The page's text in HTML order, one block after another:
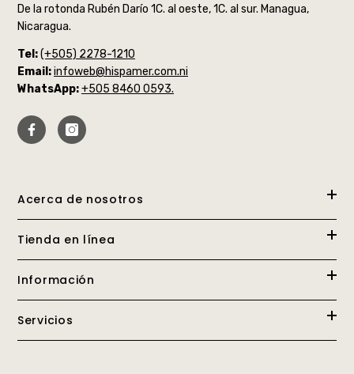
De la rotonda Rubén Darío 1C. al oeste, 1C. al sur. Managua,
Nicaragua.
Tel:(+505) 2278-1210
Email:infoweb@hispamer.com.ni
WhatsApp:+505 8460 0593.
Acerca de nosotros
Tienda en línea
Información
Servicios